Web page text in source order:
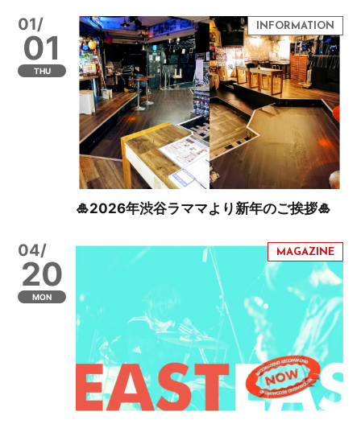
01/
01
THU
🎍2026年渋谷ラママより新年のご挨拶🎍
04/
20
MON